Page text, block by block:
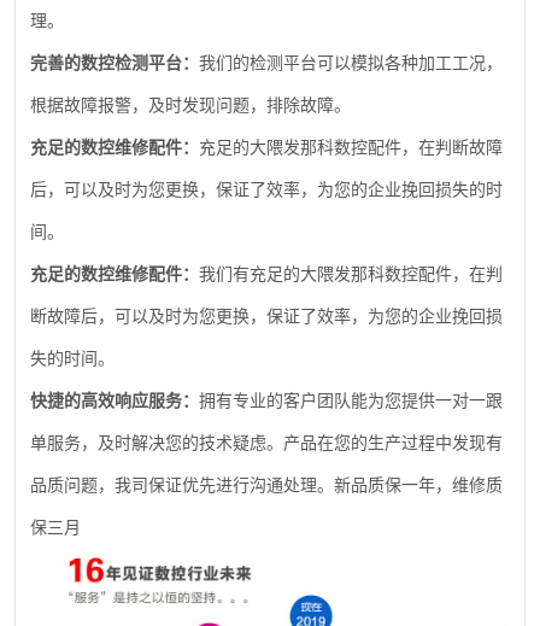
理。
完善的数控检测平台： 我们的检测平台可以模拟各种加工工况，
根据故障报警，及时发现问题，排除故障。
充足的数控维修配件： 充足的大隈发那科数控配件，在判断故障
后，可以及时为您更换，保证了效率，为您的企业挽回损失的时
间。
充足的数控维修配件： 我们有充足的大隈发那科数控配件，在判
断故障后，可以及时为您更换，保证了效率，为您的企业挽回损
失的时间。
快捷的高效响应服务： 拥有专业的客户团队能为您提供一对一跟
单服务，及时解决您的技术疑虑。产品在您的生产过程中发现有
品质问题，我司保证优先进行沟通处理。新品质保一年，维修质
保三月